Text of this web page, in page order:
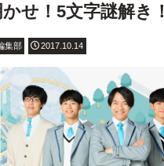
せ！5文字謎解き！
集部 2017.10.14